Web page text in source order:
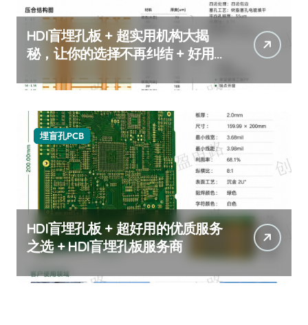
HDI盲埋孔板 + 超实用机构大揭
秘，让你的选择不再纠结 + 好用
埋盲孔PCB
HDI盲埋孔板 + 超好用的优质服务
之选 + HDI盲埋孔板服务商